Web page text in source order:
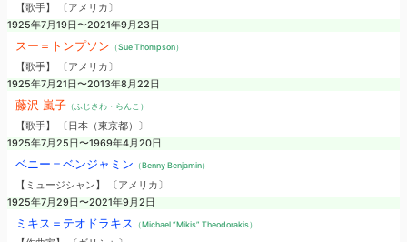
【歌手】 〔アメリカ〕
1925年7月19日〜2021年9月23日
スー＝トンプソン （Sue Thompson）
【歌手】 〔アメリカ〕
1925年7月21日〜2013年8月22日
藤沢 嵐子（ふじさわ・らんこ）
【歌手】 〔日本（東京都）〕
1925年7月25日〜1969年4月20日
ベニー＝ベンジャミン （Benny Benjamin）
【ミュージシャン】 〔アメリカ〕
1925年7月29日〜2021年9月2日
ミキス＝テオドラキス （Michael “Mikis” Theodorakis）